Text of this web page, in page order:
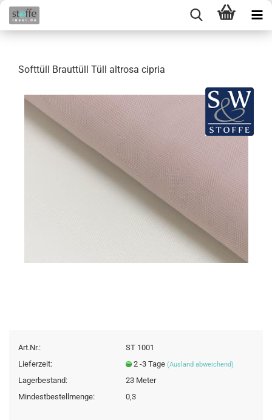
Softtüll Brauttüll Tüll altrosa cipria
Art.Nr.:
ST 1001
Lieferzeit:
2 -3 Tage (Ausland abweichend)
Lagerbestand: 23 Meter
Mindestbestellmenge:
0,3